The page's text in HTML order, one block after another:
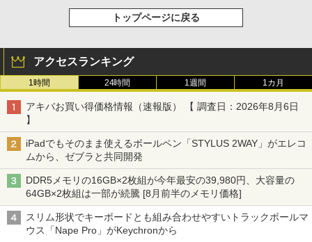
トップページに戻る
アクセスランキング
1時間 24時間 1週間 1カ月
アキバお買い得価格情報（速報版） 【 調査日：2026年8月6日
】
iPadでもそのまま使えるボールペン「STYLUS 2WAY」がエレコ
ムから、ゼブラと共同開発
DDR5メモリの16GB×2枚組が今年最安の39,980円、大容量の
64GB×2枚組は一部が続騰 [8月前半のメモリ価格]
スリム形状でキーボードとも組み合わせやすいトラックボールマ
ウス「Nape Pro」がKeychronから